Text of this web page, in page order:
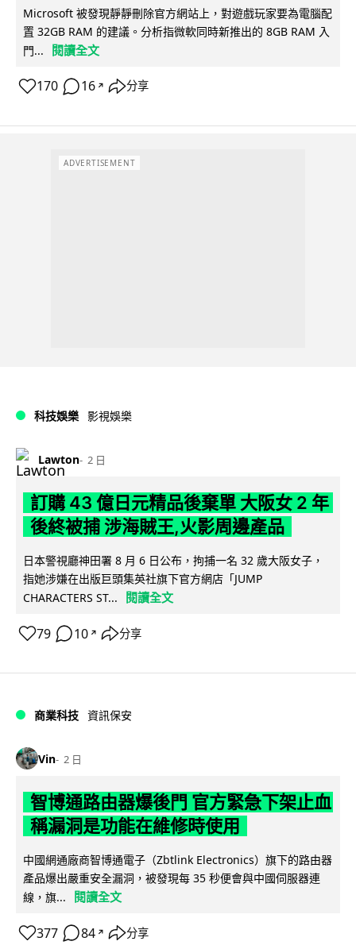
Microsoft 被發現靜靜刪除官方網站上，對遊戲玩家要為電腦配
置 32GB RAM 的建議。分析指微軟同時新推出的 8GB RAM 入
門...
閱讀全文
170 16 ↗ 分享
ADVERTISEMENT
科技娛樂 影視娛樂
Lawton 2 日
訂購 43 億日元精品後棄單 大阪女 2 年
後終被捕 涉海賊王,火影周邊產品
日本警視廳神田署 8 月 6 日公布，拘捕一名 32 歲大阪女子，
指她涉嫌在出版巨頭集英社旗下官方網店「JUMP
CHARACTERS ST...
閱讀全文
79 10 ↗ 分享
商業科技 資訊保安
Vin 2 日
智博通路由器爆後門 官方緊急下架止血
稱漏洞是功能在維修時使用
中國網通廠商智博通電子（Zbtlink Electronics）旗下的路由器
產品爆出嚴重安全漏洞，被發現每 35 秒便會與中國伺服器連
線，旗...
閱讀全文
377 84 ↗ 分享